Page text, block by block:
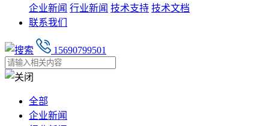
企业新闻 行业新闻 技术支持 技术文档
联系我们
15690799501
全部
企业新闻